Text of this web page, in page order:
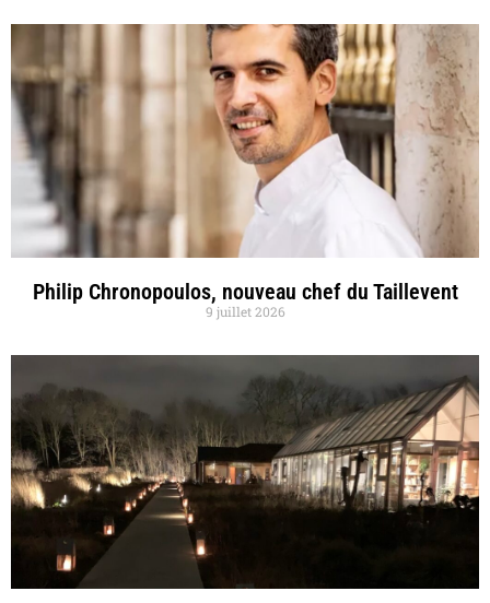
Philip Chronopoulos, nouveau chef du Taillevent
9 juillet 2026